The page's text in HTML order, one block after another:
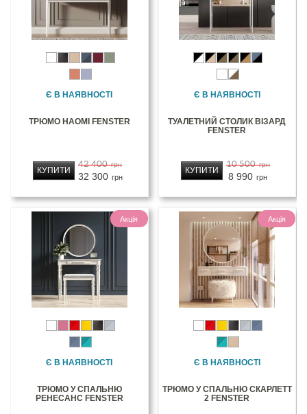
Є В НАЯВНОСТІ
ТРЮМО НАОМІ FENSTER
42 400 грн
32 300 грн
КУПИТИ
Є В НАЯВНОСТІ
ТУАЛЕТНИЙ СТОЛИК ВІЗАРД
FENSTER
10 500 грн
8 990 грн
КУПИТИ
Акція
Є В НАЯВНОСТІ
ТРЮМО У СПАЛЬНЮ
РЕНЕСАНС FENSTER
Акція
Є В НАЯВНОСТІ
ТРЮМО У СПАЛЬНЮ СКАРЛЕТТ
2 FENSTER